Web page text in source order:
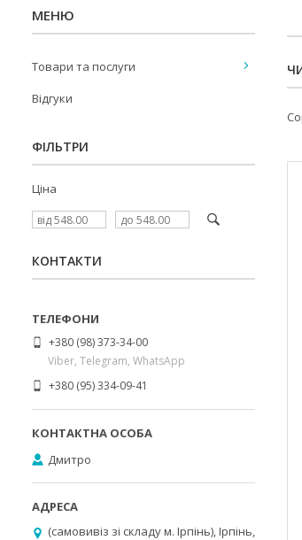
Товари та послуги
Відгуки
ФІЛЬТРИ
Ціна
КОНТАКТИ
+380 (98) 373-34-00
Viber, Telegram, WhatsApp
+380 (95) 334-09-41
Дмитро
(самовивіз зі складу м. Ірпінь), Ірпінь,